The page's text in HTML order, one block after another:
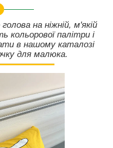
на ніжній, м'якій
кольорової палітри і
в нашому каталозі
для малюка.